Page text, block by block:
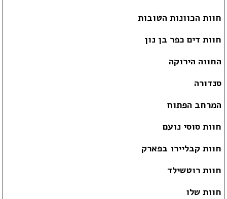
חוות הכוונות הטובות
חוות דים כפר בן נון
החווה הירוקה
סנדורה
המרחב הפתוח
חוות סוסי נועם
חוות קבליירו בפארק
חוות רוטשילד
חוות שלו